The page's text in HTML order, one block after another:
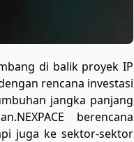
di balik proyek IP
rencana investasi
jangka panjang
​NEXPACE berencana
juga ke sektor-sektor